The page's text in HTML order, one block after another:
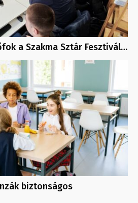
a Szakma Sztár Fesztivál…
biztonságos